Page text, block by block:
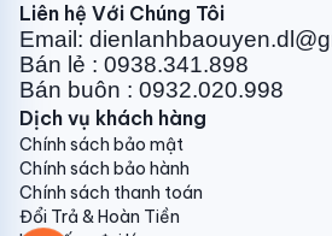
Liên hệ Với Chúng Tôi
Email:
Bán lẻ : 0938.341.898
Bán buôn : 0932.020.998
Dịch vụ khách hàng
Chính sách bảo mật
Chính sách bảo hành
Chính sách thanh toán
Đổi Trả & Hoàn Tiền